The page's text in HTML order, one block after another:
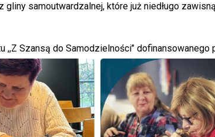
samoutwardzalnej, które już niedługo
Szansą do Samodzielności’’